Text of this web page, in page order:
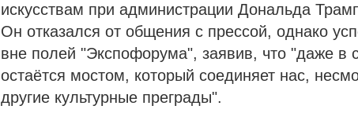
искусствам при администрации Дональда
Он отказался от общения с прессой, однако
вне полей "Экспофорума", заявив, что "даже в
остаётся мостом, который соединяет нас,
другие культурные преграды".